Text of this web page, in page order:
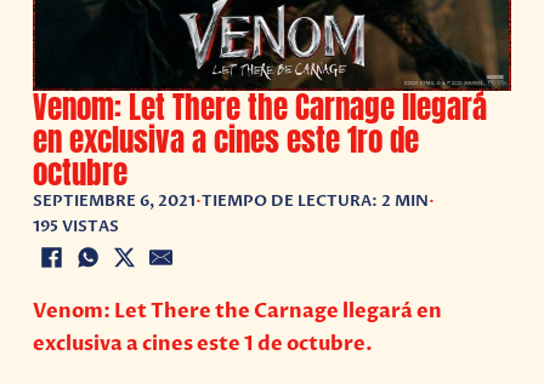
Venom: Let There the Carnage llegará
en exclusiva a cines este 1ro de
octubre
SEPTIEMBRE 6, 2021•TIEMPO DE LECTURA: 2 MIN•
195 VISTAS
Venom: Let There the Carnage llegará en
exclusiva a cines este 1 de octubre.